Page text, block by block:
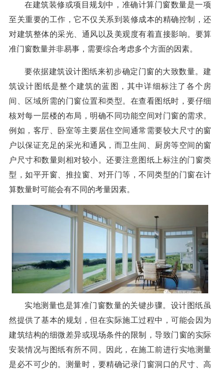
在建筑装修或项目规划中，准确计算门窗数量是一项
至关重要的工作，它不仅关系到装修成本的精确控制，还
对建筑整体的采光、通风以及美观度有着直接影响。要算
准门窗数量并非易事，需要综合考虑多个方面的因素。
要依据建筑设计图纸来初步确定门窗的大致数量。建
筑设计图纸是整个建筑的蓝图，其中详细标注了各个房
间、区域所需的门窗位置和类型。在查看图纸时，要仔细
核对每一层楼的布局，明确不同功能空间对门窗的需求。
例如，客厅、卧室等主要居住空间通常需要较大尺寸的窗
户以保证充足的采光和通风，而卫生间、厨房等空间的窗
户尺寸和数量则相对较小。还要注意图纸上标注的门窗类
型，如平开窗、推拉窗、对开门等，不同类型的门窗在计
算数量时可能会有不同的考量因素。
实地测量也是算准门窗数量的关键步骤。设计图纸虽
然提供了基本的规划，但在实际施工过程中，可能会因为
建筑结构的细微差异或现场条件的限制，导致门窗的实际
安装情况与图纸有所不同。因此，在施工前进行实地测量
是必不可少的。测量时，要精确记录门窗洞口的尺寸、高